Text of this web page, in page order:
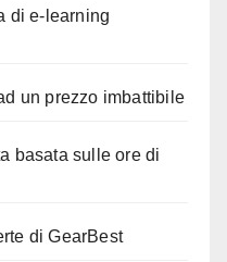
di e-learning
un prezzo imbattibile
basata sulle ore di
di GearBest